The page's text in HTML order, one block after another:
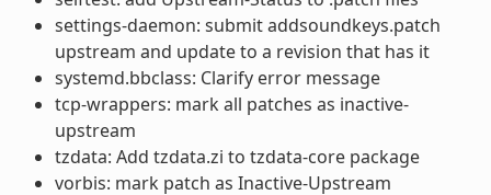
settings-daemon: submit addsoundkeys.patch
upstream and update to a revision that has it
systemd.bbclass: Clarify error message
tcp-wrappers: mark all patches as inactive-
upstream
tzdata: Add tzdata.zi to tzdata-core package
vorbis: mark patch as Inactive-Upstream